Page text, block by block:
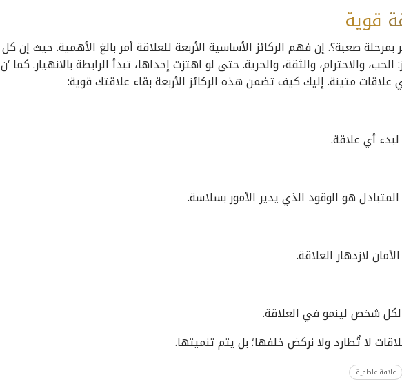
قوية
صعبة؟. إن فهم الركائز الأساسية الأربعة للعلاقة أمر بالغ الأهمية. حيث إن كل
والاحترام، والثقة، والحرية. حتى لو اهتزت إحداها، تبدأ الرابطة بالانهيار. كما ‘ن
علاقات متينة. إليك كيف تضمن هذه الركائز الأربعة بقاء علاقتك قوية:
أي علاقة.
هو الوقود الذي يدير الأمور بسلاسة.
لازدهار العلاقة.
لكل شخص لينمو في العلاقة.
لا تُطارد ولا نركض خلفها؛ بل يتم تنميتها.
علاقة عاطفية